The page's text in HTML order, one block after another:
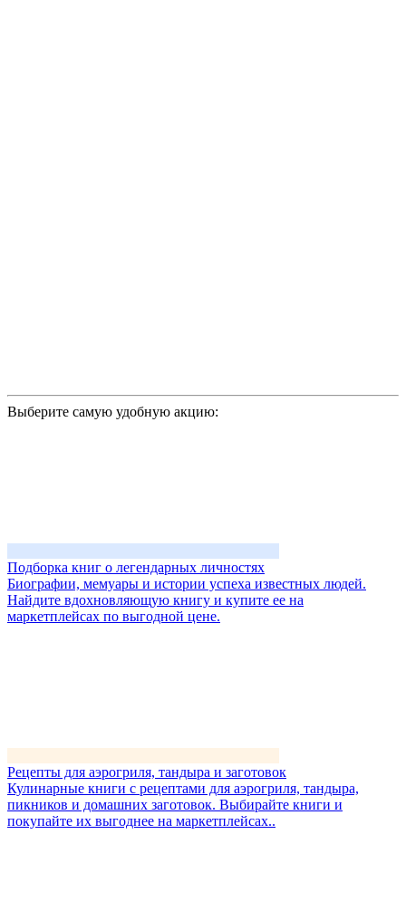
Выберите самую удобную акцию:
Подборка книг о легендарных личностях
Биографии, мемуары и истории успеха известных людей.
Найдите вдохновляющую книгу и купите ее на
маркетплейсах по выгодной цене.
Рецепты для аэрогриля, тандыра и заготовок
Кулинарные книги с рецептами для аэрогриля, тандыра,
пикников и домашних заготовок. Выбирайте книги и
покупайте их выгоднее на маркетплейсах..